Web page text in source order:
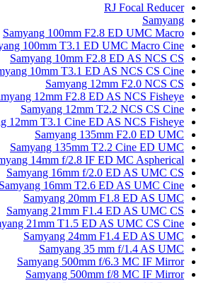
RJ Focal Reducer
Samyang
Samyang 100mm F2.8 ED UMC Macro
100mm T3.1 ED UMC Macro Cine
Samyang 10mm F2.8 ED AS NCS CS
10mm T3.1 ED AS NCS CS Cine
Samyang 12mm F2.0 NCS CS
12mm F2.8 ED AS NCS Fisheye
Samyang 12mm T2.2 NCS CS Cine
12mm T3.1 Cine ED AS NCS Fisheye
Samyang 135mm F2.0 ED UMC
Samyang 135mm T2.2 Cine ED UMC
14mm f/2.8 IF ED MC Aspherical
Samyang 16mm f/2.0 ED AS UMC CS
Samyang 16mm T2.6 ED AS UMC Cine
Samyang 20mm F1.8 ED AS UMC
Samyang 21mm F1.4 ED AS UMC CS
21mm T1.5 ED AS UMC CS Cine
Samyang 24mm F1.4 ED AS UMC
Samyang 35 mm f/1.4 AS UMC
Samyang 500mm f/6.3 MC IF Mirror
Samyang 500mm f/8 MC IF Mirror